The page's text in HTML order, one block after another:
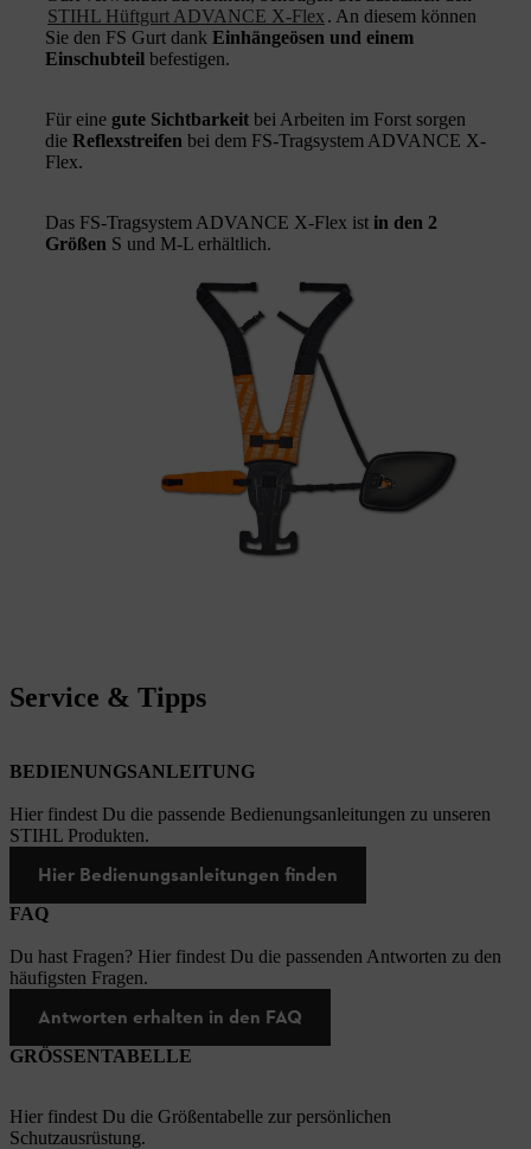
STIHL Hüftgurt ADVANCE X-Flex . An diesem können
Sie den FS Gurt dank Einhängeösen und einem
Einschubteil befestigen.
Für eine gute Sichtbarkeit bei Arbeiten im Forst sorgen
die Reflexstreifen bei dem FS-Tragsystem ADVANCE X-
Flex.
Das FS-Tragsystem ADVANCE X-Flex ist in den 2
Größen S und M-L erhältlich.
Service & Tipps
BEDIENUNGSANLEITUNG
Hier findest Du die passende Bedienungsanleitungen zu unseren
STIHL Produkten.
Hier Bedienungsanleitungen finden
FAQ
Du hast Fragen? Hier findest Du die passenden Antworten zu den
häufigsten Fragen.
Antworten erhalten in den FAQ
GRÖSSENTABELLE
Hier findest Du die Größentabelle zur persönlichen
Schutzausrüstung.